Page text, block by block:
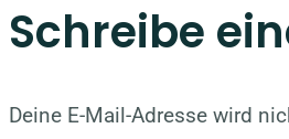
Schreibe
Deine E-Mail-Adresse wird